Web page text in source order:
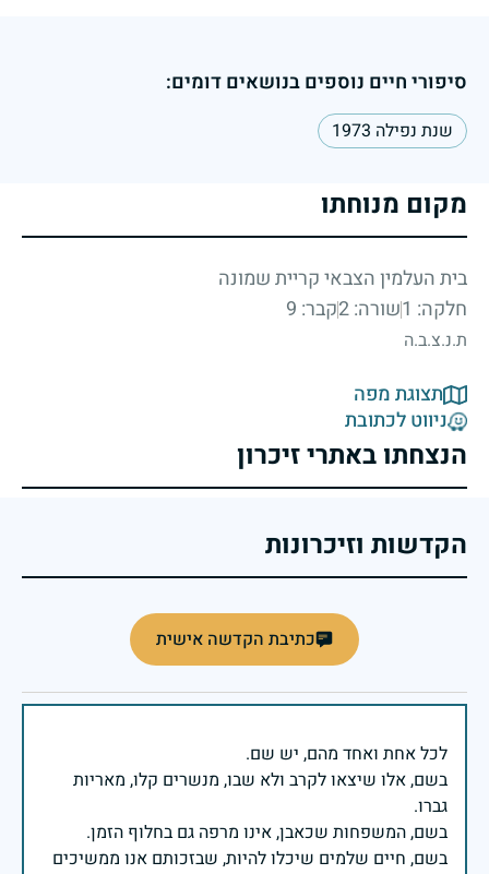
סיפורי חיים נוספים בנושאים דומים:
שנת נפילה 1973
מקום מנוחתו
בית העלמין הצבאי קריית שמונה
חלקה: 1
שורה: 2 קבר: 9
ת.נ.צ.ב.ה
תצוגת מפה
ניווט לכתובת
הנצחתו באתרי זיכרון
הקדשות וזיכרונות
כתיבת הקדשה אישית
בשם, אלו שיצאו לקרב ולא שבו, מנשרים קלו, מאריות
בשם, חיים שלמים שיכלו להיות, שבזכותם אנו ממשיכים